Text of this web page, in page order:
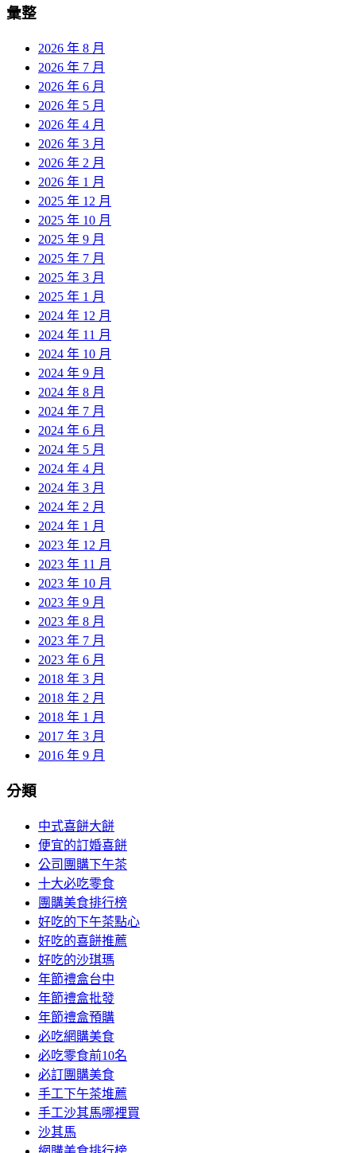
彙整
2026 年 8 月
2026 年 7 月
2026 年 6 月
2026 年 5 月
2026 年 4 月
2026 年 3 月
2026 年 2 月
2026 年 1 月
2025 年 12 月
2025 年 10 月
2025 年 9 月
2025 年 7 月
2025 年 3 月
2025 年 1 月
2024 年 12 月
2024 年 11 月
2024 年 10 月
2024 年 9 月
2024 年 8 月
2024 年 7 月
2024 年 6 月
2024 年 5 月
2024 年 4 月
2024 年 3 月
2024 年 2 月
2024 年 1 月
2023 年 12 月
2023 年 11 月
2023 年 10 月
2023 年 9 月
2023 年 8 月
2023 年 7 月
2023 年 6 月
2018 年 3 月
2018 年 2 月
2018 年 1 月
2017 年 3 月
2016 年 9 月
分類
中式喜餅大餅
便宜的訂婚喜餅
公司團購下午茶
十大必吃零食
團購美食排行榜
好吃的下午茶點心
好吃的喜餅推薦
好吃的沙琪瑪
年節禮盒台中
年節禮盒批發
年節禮盒預購
必吃網購美食
必吃零食前10名
必訂團購美食
手工下午茶堆薦
手工沙其馬哪裡買
沙其馬